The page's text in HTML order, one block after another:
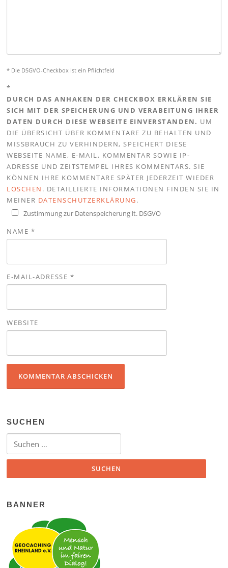
* Die DSGVO-Checkbox ist ein Pflichtfeld
*
DURCH DAS ANHAKEN DER CHECKBOX ERKLÄREN SIE
SICH MIT DER SPEICHERUNG UND VERABEITUNG IHRER
DATEN DURCH DIESE WEBSEITE EINVERSTANDEN. UM
DIE ÜBERSICHT ÜBER KOMMENTARE ZU BEHALTEN UND
MISSBRAUCH ZU VERHINDERN, SPEICHERT DIESE
WEBSEITE NAME, E-MAIL, KOMMENTAR SOWIE IP-
ADRESSE UND ZEITSTEMPEL IHRES KOMMENTARS. SIE
KÖNNEN IHRE KOMMENTARE SPÄTER JEDERZEIT WIEDER
LÖSCHEN . DETAILLIERTE INFORMATIONEN FINDEN SIE IN
MEINER DATENSCHUTZERKLÄRUNG.
Zustimmung zur Datenspeicherung lt. DSGVO
NAME *
E-MAIL-ADRESSE *
WEBSITE
SUCHEN
Suchen nach:
BANNER